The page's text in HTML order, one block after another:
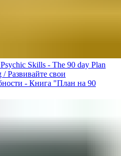
Skills - The 90 day Plan
Развивайте свои
- Книга "План на 90